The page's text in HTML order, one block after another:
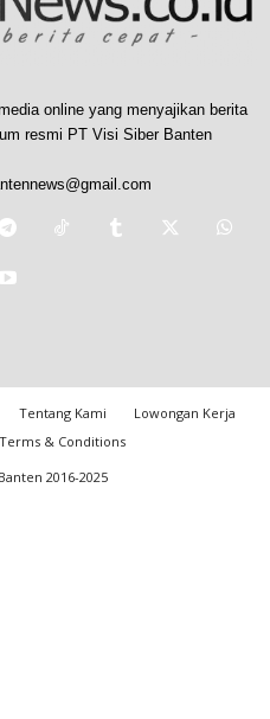
online yang menyajikan berita
resmi PT Visi Siber Banten
Tentang Kami
Lowongan Kerja
Terms & Conditions
2016-2025